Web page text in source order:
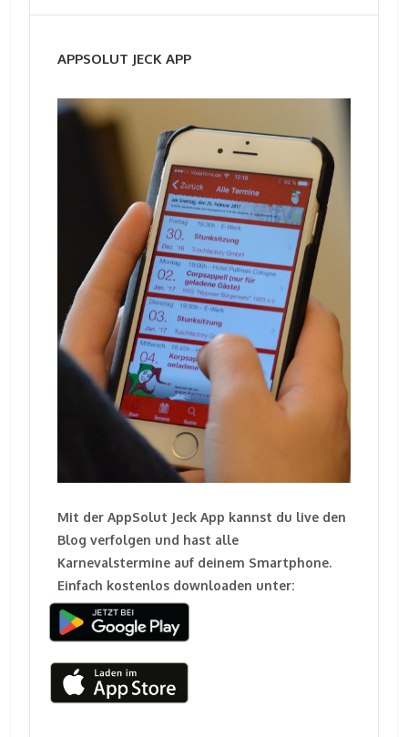
APPSOLUT JECK APP
Mit der AppSolut Jeck App kannst du live den
Blog verfolgen und hast alle
Karnevalstermine auf deinem Smartphone.
Einfach kostenlos downloaden unter: